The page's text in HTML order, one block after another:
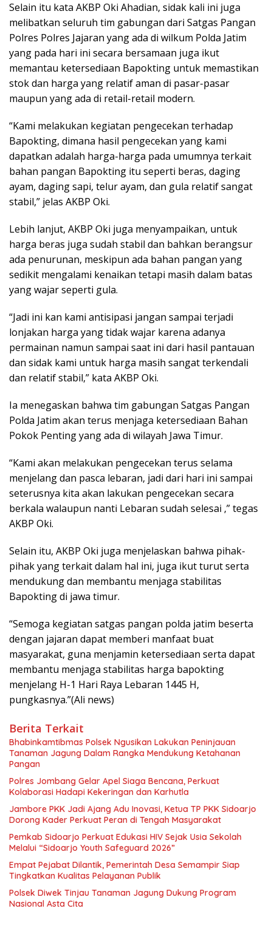
Selain itu kata AKBP Oki Ahadian, sidak kali ini juga
melibatkan seluruh tim gabungan dari Satgas Pangan
Polres Polres Jajaran yang ada di wilkum Polda Jatim
yang pada hari ini secara bersamaan juga ikut
memantau ketersediaan Bapokting untuk memastikan
stok dan harga yang relatif aman di pasar-pasar
maupun yang ada di retail-retail modern.
“Kami melakukan kegiatan pengecekan terhadap
Bapokting, dimana hasil pengecekan yang kami
dapatkan adalah harga-harga pada umumnya terkait
bahan pangan Bapokting itu seperti beras, daging
ayam, daging sapi, telur ayam, dan gula relatif sangat
stabil,” jelas AKBP Oki.
Lebih lanjut, AKBP Oki juga menyampaikan, untuk
harga beras juga sudah stabil dan bahkan berangsur
ada penurunan, meskipun ada bahan pangan yang
sedikit mengalami kenaikan tetapi masih dalam batas
yang wajar seperti gula.
“Jadi ini kan kami antisipasi jangan sampai terjadi
lonjakan harga yang tidak wajar karena adanya
permainan namun sampai saat ini dari hasil pantauan
dan sidak kami untuk harga masih sangat terkendali
dan relatif stabil,” kata AKBP Oki.
Ia menegaskan bahwa tim gabungan Satgas Pangan
Polda Jatim akan terus menjaga ketersediaan Bahan
Pokok Penting yang ada di wilayah Jawa Timur.
“Kami akan melakukan pengecekan terus selama
menjelang dan pasca lebaran, jadi dari hari ini sampai
seterusnya kita akan lakukan pengecekan secara
berkala walaupun nanti Lebaran sudah selesai ,” tegas
AKBP Oki.
Selain itu, AKBP Oki juga menjelaskan bahwa pihak-
pihak yang terkait dalam hal ini, juga ikut turut serta
mendukung dan membantu menjaga stabilitas
Bapokting di jawa timur.
“Semoga kegiatan satgas pangan polda jatim beserta
dengan jajaran dapat memberi manfaat buat
masyarakat, guna menjamin ketersediaan serta dapat
membantu menjaga stabilitas harga bapokting
menjelang H-1 Hari Raya Lebaran 1445 H,
pungkasnya.”(Ali news)
Berita Terkait
Bhabinkamtibmas Polsek Ngusikan Lakukan Peninjauan
Tanaman Jagung Dalam Rangka Mendukung Ketahanan
Pangan
Polres Jombang Gelar Apel Siaga Bencana, Perkuat
Kolaborasi Hadapi Kekeringan dan Karhutla
Jambore PKK Jadi Ajang Adu Inovasi, Ketua TP PKK Sidoarjo
Dorong Kader Perkuat Peran di Tengah Masyarakat
Pemkab Sidoarjo Perkuat Edukasi HIV Sejak Usia Sekolah
Melalui “Sidoarjo Youth Safeguard 2026”
Empat Pejabat Dilantik, Pemerintah Desa Semampir Siap
Tingkatkan Kualitas Pelayanan Publik
Polsek Diwek Tinjau Tanaman Jagung Dukung Program
Nasional Asta Cita